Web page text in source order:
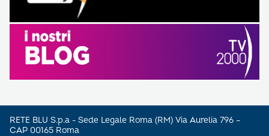
RETE BLU S.p.a - Sede Legale Roma (RM) Via Aurelia 796 –
CAP 00165 Roma